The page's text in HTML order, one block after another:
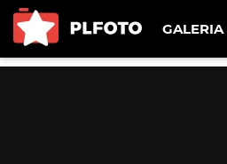
GALERIA